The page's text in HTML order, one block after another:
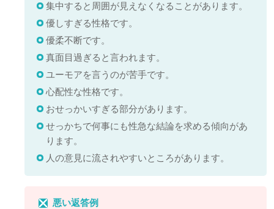
集中すると周囲が見えなくなることがあります。
優しすぎる性格です。
優柔不断です。
真面目過ぎると言われます。
ユーモアを言うのが苦手です。
心配性な性格です。
おせっかいすぎる部分があります。
せっかちで何事にも性急な結論を求める傾向があ
ります。
人の意見に流されやすいところがあります。
悪い返答例